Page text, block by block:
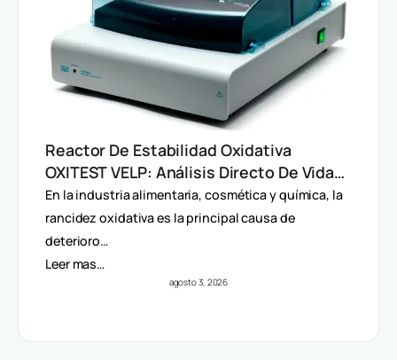
Reactor De Estabilidad Oxidativa
OXITEST VELP: Análisis Directo De Vida
Útil Sin Extracción De Grasa
En la industria alimentaria, cosmética y química, la
rancidez oxidativa es la principal causa de
deterioro…
Leer mas…
agosto 3, 2026